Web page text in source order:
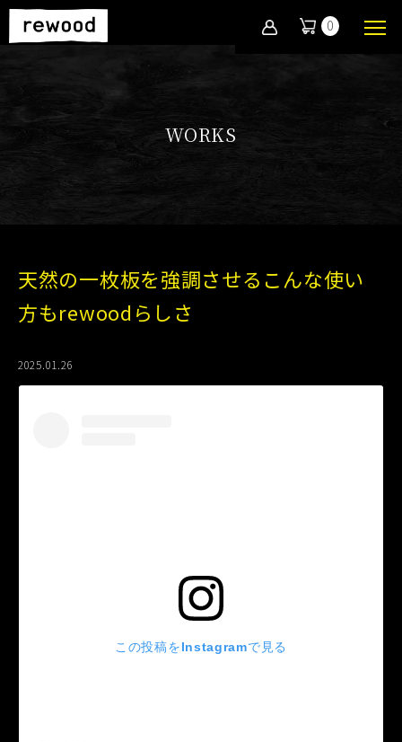
0
WORKS
天然の一枚板を強調させるこんな使い
方もrewoodらしさ
2025.01.26
この投稿をInstagramで見る